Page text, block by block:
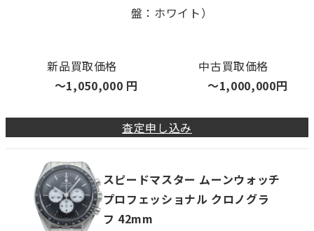
盤：ホワイト）
新品買取価格
〜1,050,000 円
中古買取価格
〜1,000,000円
査定申し込み
スピードマスター ムーンウォッチ
プロフェッショナル クロノグラ
フ 42mm